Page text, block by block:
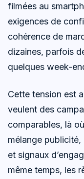
filmées au
exigences de
cohérence de
dizaines, parfois
quelques week-
Cette tension est
veulent des
comparables, là
mélange
et signaux
même temps, les